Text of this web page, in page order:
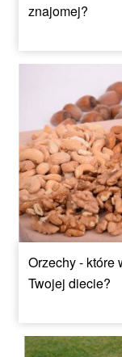
znajomej?
Orzechy - które
Twojej diecie?